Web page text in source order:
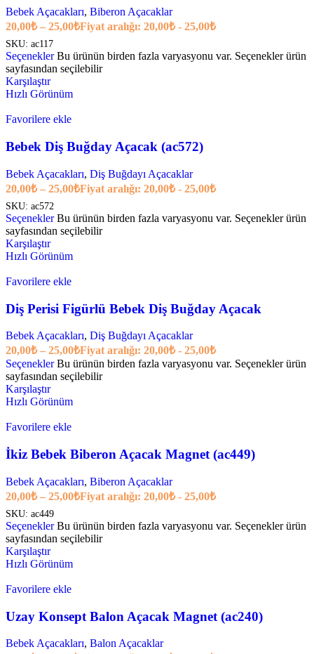
Bebek Açacakları, Biberon Açacaklar
20,00₺ – 25,00₺Fiyat aralığı: 20,00₺ - 25,00₺
SKU: ac117
Seçenekler Bu ürünün birden fazla varyasyonu var. Seçenekler ürün
sayfasından seçilebilir
Karşılaştır
Hızlı Görünüm
Favorilere ekle
Bebek Diş Buğday Açacak (ac572)
Bebek Açacakları, Diş Buğdayı Açacaklar
20,00₺ – 25,00₺Fiyat aralığı: 20,00₺ - 25,00₺
SKU: ac572
Seçenekler Bu ürünün birden fazla varyasyonu var. Seçenekler ürün
sayfasından seçilebilir
Karşılaştır
Hızlı Görünüm
Favorilere ekle
Diş Perisi Figürlü Bebek Diş Buğday Açacak
Bebek Açacakları, Diş Buğdayı Açacaklar
20,00₺ – 25,00₺Fiyat aralığı: 20,00₺ - 25,00₺
Seçenekler Bu ürünün birden fazla varyasyonu var. Seçenekler ürün
sayfasından seçilebilir
Karşılaştır
Hızlı Görünüm
Favorilere ekle
İkiz Bebek Biberon Açacak Magnet (ac449)
Bebek Açacakları, Biberon Açacaklar
20,00₺ – 25,00₺Fiyat aralığı: 20,00₺ - 25,00₺
SKU: ac449
Seçenekler Bu ürünün birden fazla varyasyonu var. Seçenekler ürün
sayfasından seçilebilir
Karşılaştır
Hızlı Görünüm
Favorilere ekle
Uzay Konsept Balon Açacak Magnet (ac240)
Bebek Açacakları, Balon Açacaklar